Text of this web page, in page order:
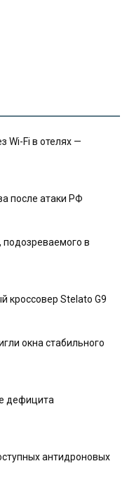
Wi-Fi в отелях —
после атаки РФ
в
кроссовер Stelato G9
окна стабильного
дефицита
антидроновых